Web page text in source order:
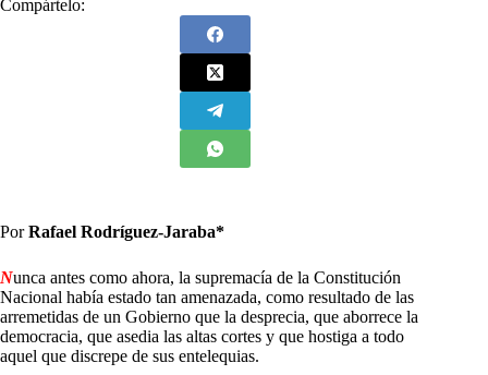
Compártelo:
PorRafael Rodríguez-Jaraba*
Nunca antes como ahora, la supremacía de la Constitución
Nacional había estado tan amenazada, como resultado de las
arremetidas de un Gobierno que la desprecia, que aborrece la
democracia, que asedia las altas cortes y que hostiga a todo
aquel que discrepe de sus entelequias.